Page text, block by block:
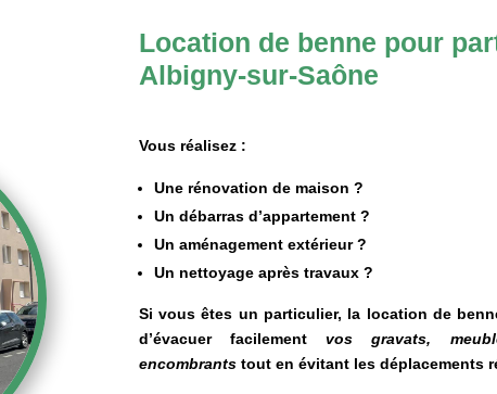
Location de benne pour
Albigny-sur-Saône
Vous réalisez :
Une rénovation de maison ?
Un débarras d’appartement ?
Un aménagement extérieur ?
Un nettoyage après travaux ?
Si vous êtes un particulier, la location de
d’évacuer facilementvos gravats,
encombrantstout en évitant les déplacements